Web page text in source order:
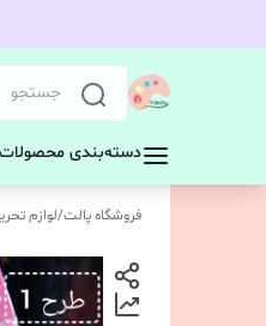
دسته‌بندی محصولات
فروشگاه پالت/لوازم